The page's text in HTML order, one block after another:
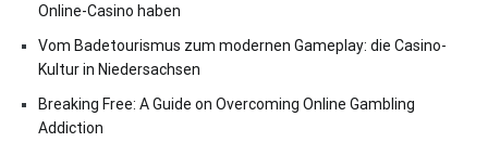
Online-Casino haben
Vom Badetourismus zum modernen Gameplay: die Casino-
Kultur in Niedersachsen
Breaking Free: A Guide on Overcoming Online Gambling
Addiction